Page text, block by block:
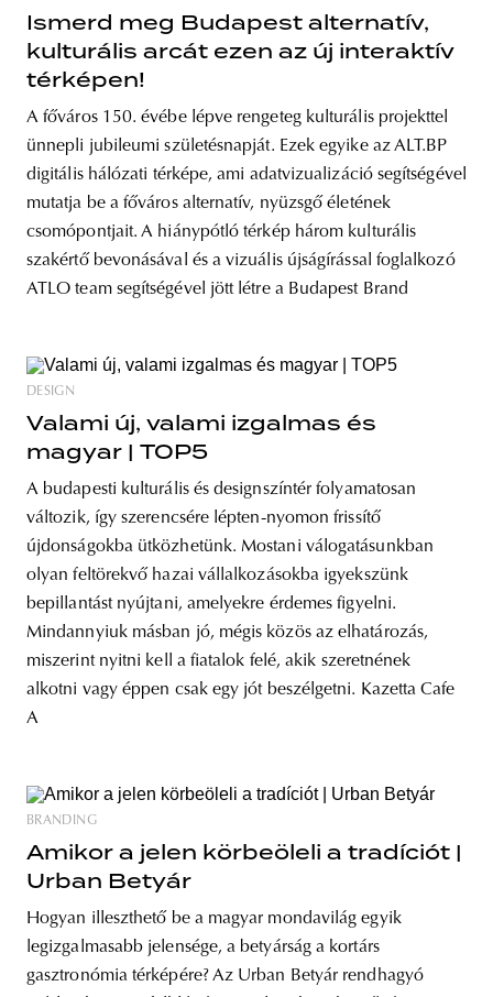
Ismerd meg Budapest alternatív,
kulturális arcát ezen az új interaktív
térképen!
A főváros 150. évébe lépve rengeteg kulturális projekttel
ünnepli jubileumi születésnapját. Ezek egyike az ALT.BP
digitális hálózati térképe, ami adatvizualizáció segítségével
mutatja be a főváros alternatív, nyüzsgő életének
csomópontjait. A hiánypótló térkép három kulturális
szakértő bevonásával és a vizuális újságírással foglalkozó
ATLO team segítségével jött létre a Budapest Brand
DESIGN
Valami új, valami izgalmas és
magyar | TOP5
A budapesti kulturális és designszíntér folyamatosan
változik, így szerencsére lépten-nyomon frissítő
újdonságokba ütközhetünk. Mostani válogatásunkban
olyan feltörekvő hazai vállalkozásokba igyekszünk
bepillantást nyújtani, amelyekre érdemes figyelni.
Mindannyiuk másban jó, mégis közös az elhatározás,
miszerint nyitni kell a fiatalok felé, akik szeretnének
alkotni vagy éppen csak egy jót beszélgetni. Kazetta Cafe
A
BRANDING
Amikor a jelen körbeöleli a tradíciót |
Urban Betyár
Hogyan illeszthető be a magyar mondavilág egyik
legizgalmasabb jelensége, a betyárság a kortárs
gasztronómia térképére? Az Urban Betyár rendhagyó